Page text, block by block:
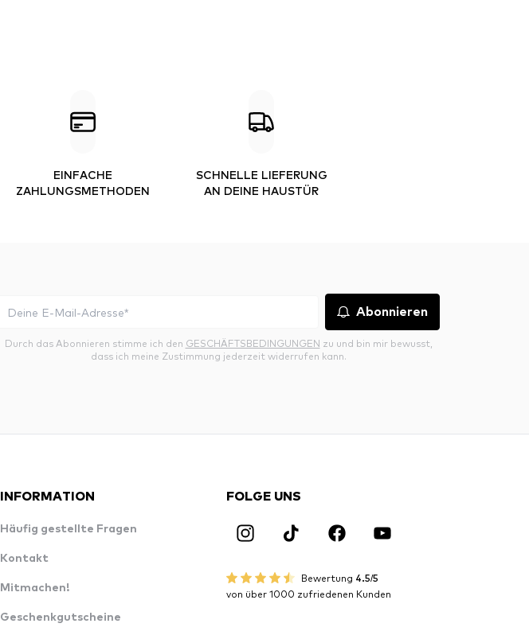
EINFACHE
ZAHLUNGSMETHODEN
SCHNELLE LIEFERUNG
AN DEINE HAUSTÜR
Abonnieren
Durch das Abonnieren stimme ich den GESCHÄFTSBEDINGUNGEN zu und bin mir bewusst,
dass ich meine Zustimmung jederzeit widerrufen kann.
INFORMATION
Häufig gestellte Fragen
Kontakt
Mitmachen!
Geschenkgutscheine
FOLGE UNS
Bewertung 4.5/5
von über 1000 zufriedenen Kunden